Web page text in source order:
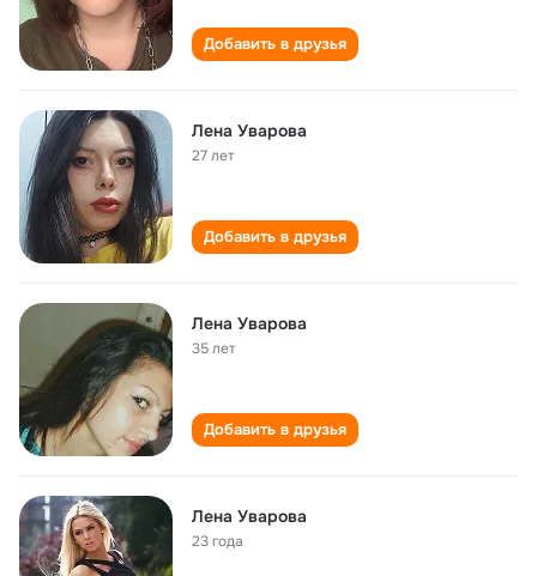
Добавить в друзья
Лена Уварова
27 лет
Добавить в друзья
Лена Уварова
35 лет
Добавить в друзья
Лена Уварова
23 года